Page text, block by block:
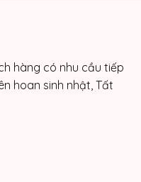
hàng có nhu cầu tiếp
hoan sinh nhật, Tất